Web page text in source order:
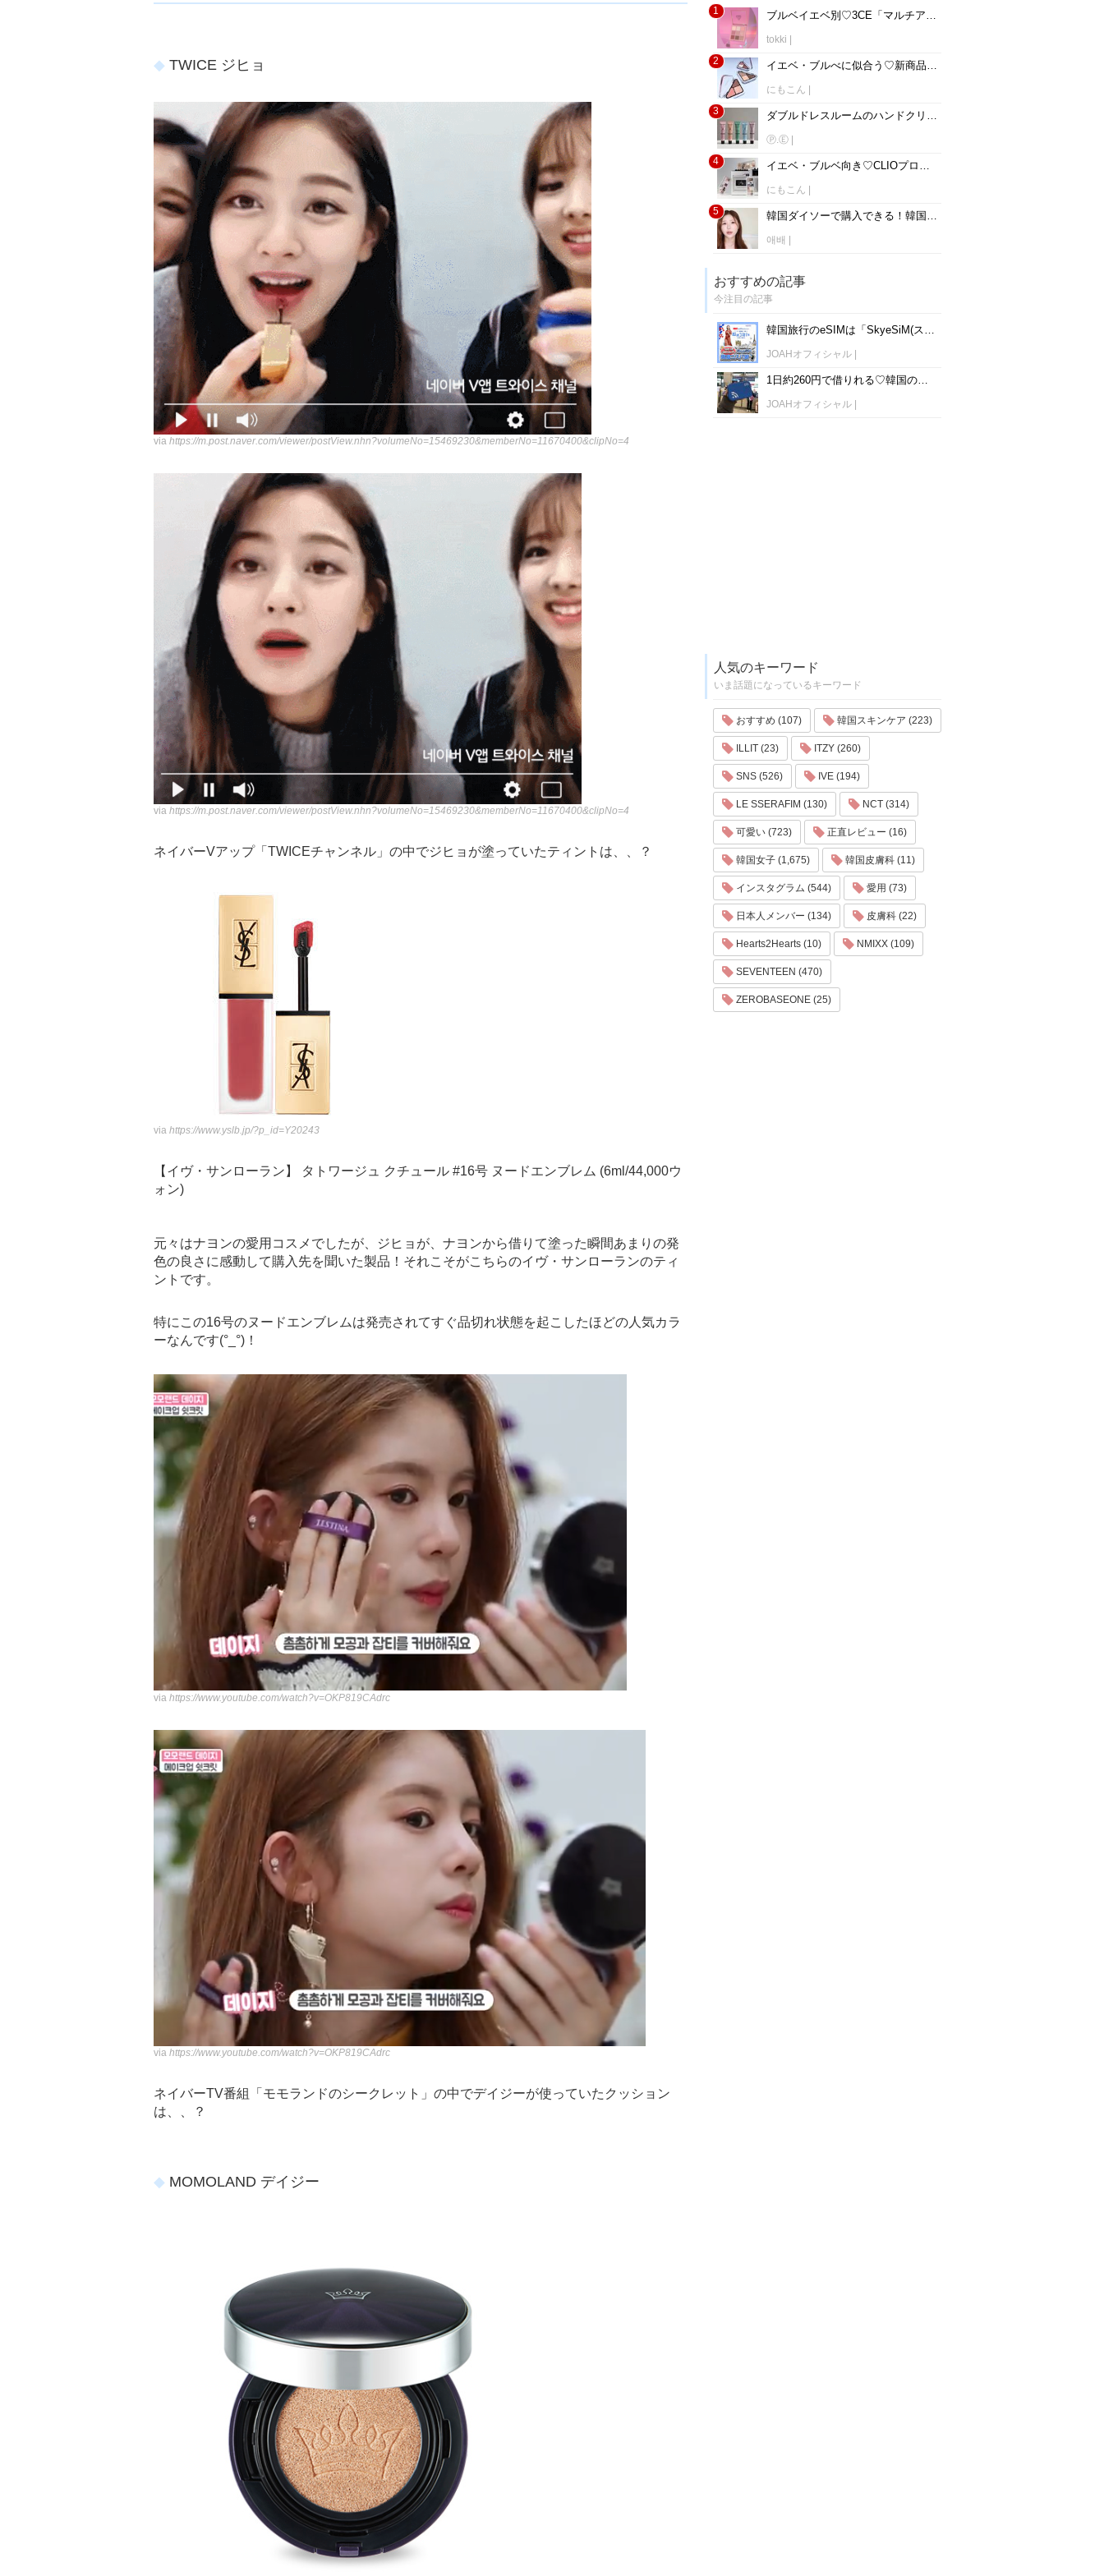
TWICE ジヒョ
via https://m.post.naver.com/viewer/postView.nhn?volumeNo=15469230&memberNo=11670400&clipNo=4
via https://m.post.naver.com/viewer/postView.nhn?volumeNo=15469230&memberNo=11670400&clipNo=4
ネイバーVアップ「TWICEチャンネル」の中でジヒョが塗っていたティントは、、？
via https://www.yslb.jp/?p_id=Y20243
【イヴ・サンローラン】 タトワージュ クチュール #16号 ヌードエンブレム (6ml/44,000ウ
ォン)
元々はナヨンの愛用コスメでしたが、ジヒョが、ナヨンから借りて塗った瞬間あまりの発
色の良さに感動して購入先を聞いた製品！それこそがこちらのイヴ・サンローランのティ
ントです。
特にこの16号のヌードエンブレムは発売されてすぐ品切れ状態を起こしたほどの人気カラ
ーなんです(°_°)！
via https://www.youtube.com/watch?v=OKP819CAdrc
via https://www.youtube.com/watch?v=OKP819CAdrc
ネイバーTV番組「モモランドのシークレット」の中でデイジーが使っていたクッション
は、、？
MOMOLAND デイジー
1 ブルベイエベ別♡3CE「マルチアイカラーパレット」全13種類を紹介♡
tokki
2
イエベ・ブルべに似合う♡新商品！！CLIOエッセンシャルシャドウタップをパーソナルカラー別でご紹介♡
にもこん
3
ダブルドレスルームのハンドクリーム全10種類♡匂いは？どこで売ってる？
Ⓟ.Ⓔ|
4
イエベ・ブルベ向き♡CLIOプロアイパレットエアーの全15種類をパーソナルカラー別で紹介♡
にもこん
5
韓国ダイソーで購入できる！韓国コンシーラーの正直レビュー7選♡
애배
おすすめの記事
今注目の記事
韓国旅行のeSIMは「SkyeSiM(スカイイーシム)」！1日単位で最安値380円から利用可能！
JOAHオフィシャル|
1日約260円で借りれる♡韓国のWiFiレンタルおすすめ「WiFi弁当(WiFi Dosirak)」
JOAHオフィシャル|
人気のキーワード
いま話題になっているキーワード
おすすめ (107) 韓国スキンケア (223)
ILLIT (23) ITZY (260)
SNS (526) IVE (194)
LE SSERAFIM (130) NCT (314)
可愛い (723) 正直レビュー (16)
韓国女子 (1,675) 韓国皮膚科 (11)
インスタグラム (544) 愛用 (73)
日本人メンバー (134) 皮膚科 (22)
Hearts2Hearts (10) NMIXX (109)
SEVENTEEN (470)
ZEROBASEONE (25)